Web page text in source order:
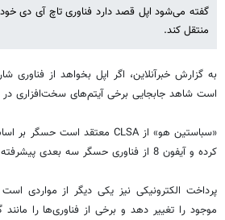
گفته می‌شود اپل قصد دارد فناوری تاچ آی دی
منتقل کند.
به گزارش خبرآنلاین، اگر اپل بخواهد از فناوری
است شاهد جابجایی برخی آیتم‌های سخت‌افزاری
کرده و آیفون 8 از فناوری حسگر سه بعدی پیشرفته بهره‌مند می‌شود.
پرداخت الکترونیکی نیز یکی دیگر از مواردی